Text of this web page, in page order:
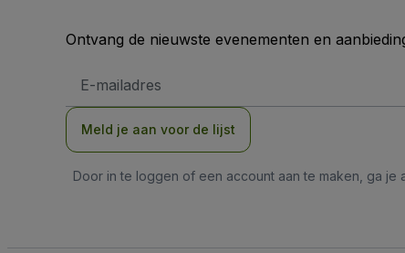
Ontvang de nieuwste evenementen en
mailadres
Meld je aan voor de lijst
Door in te loggen of een account aan te maken, ga je